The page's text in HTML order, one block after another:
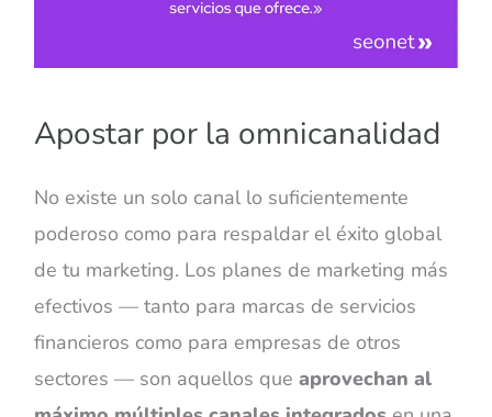
Apostar por la omnicanalidad
No existe un solo canal lo suficientemente
poderoso como para respaldar el éxito global
de tu marketing. Los planes de marketing más
efectivos — tanto para marcas de servicios
financieros como para empresas de otros
sectores — son aquellos queaprovechan al